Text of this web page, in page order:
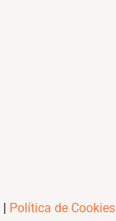
| Política de Cookies